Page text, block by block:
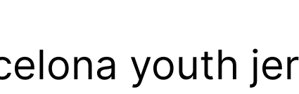
youth